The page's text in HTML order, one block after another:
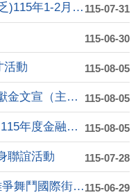
115-07-31
高雄市大樹區-辦理蜂群(蜜源缺乏)115年1-2月乾旱(遲發....
115-06-30
115-08-05
活動
115-08-05
監察院115年營利事業捐贈政治獻金文宣（主題:陽光下的約定：....
115-08-05
財團法人台灣金融研訓院辦理「115年度金融知識線 上競賽」活....
115-07-28
聯誼活動
115-06-29
高雄市政府青年局辦理「2026雄爭舞鬥國際街舞大賽」